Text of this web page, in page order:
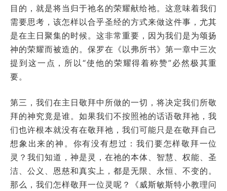
目的，就是将当归于祂名的荣耀献给祂。这意味着我们
需要思考，该怎样以合乎圣经的方式来做这件事，尤其
是在主日聚集的时候。这非常重要，因为我们是为颂扬
神的荣耀而被造的。保罗在《以弗所书》第一章中三次
提到这一点，所以“使他的荣耀得着称赞”必然极其重
要。
第三，我们在主日敬拜中所做的一切，将决定我们所敬
拜的神究竟是谁。如果我们不按照祂的话语敬拜祂，我
们也许根本就没有在敬拜祂，我们可能只是在敬拜自己
想象出来的神。你有没有想过：我们要怎样敬拜一位
灵？我们知道，神是灵，在祂的本体、智慧、权能、圣
洁、公义、恩慈和真实上，都是无限、永恒、不变的。
那么，我们怎样敬拜一位灵呢？《威斯敏斯特小教理问